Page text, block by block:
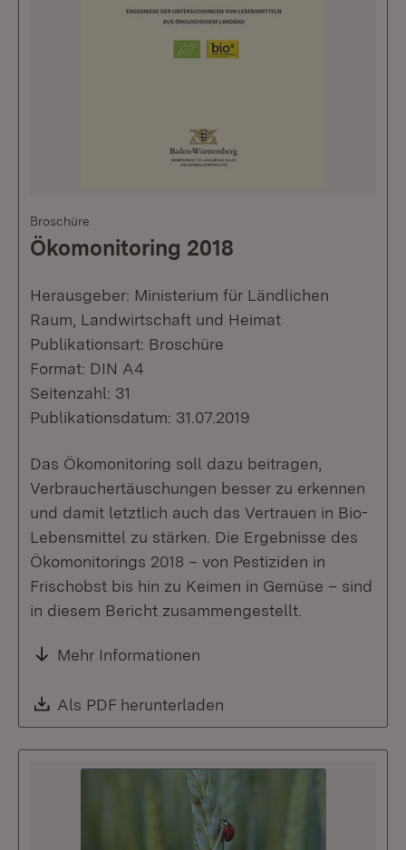
Broschüre
Ökomonitoring 2018
Herausgeber: Ministerium für Ländlichen
Raum, Landwirtschaft und Heimat
Publikationsart: Broschüre
Format: DIN A4
Seitenzahl: 31
Publikationsdatum: 31.07.2019
Das Ökomonitoring soll dazu beitragen,
Verbrauchertäuschungen besser zu erkennen
und damit letztlich auch das Vertrauen in Bio-
Lebensmittel zu stärken. Die Ergebnisse des
Ökomonitorings 2018 – von Pestiziden in
Frischobst bis hin zu Keimen in Gemüse – sind
in diesem Bericht zusammengestellt.
Mehr Informationen
Download:
Als PDF herunterladen